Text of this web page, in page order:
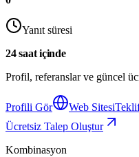
Yanıt süresi
24 saat içinde
Profil, referanslar ve güncel
Profili Gör Web Sitesi
Ücretsiz Talep Oluştur
Kombinasyon